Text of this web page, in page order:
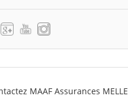
MAAF Assurances MELLE